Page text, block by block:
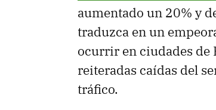
aumentado un 20% y
traduzca en un
ocurrir en ciudades de
reiteradas caídas del
tráfico.